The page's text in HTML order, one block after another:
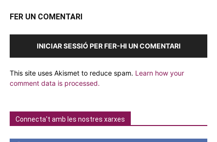
FER UN COMENTARI
INICIAR SESSIÓ PER FER-HI UN COMENTARI
This site uses Akismet to reduce spam. Learn how your
comment data is processed.
Connecta't amb les nostres xarxes